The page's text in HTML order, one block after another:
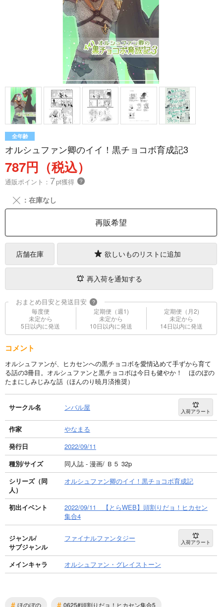
全年齢
オルシュファン卿のイイ！黒チョコボ育成記3
787円（税込）
通販ポイント： 7pt獲得 ？
╳ ：在庫なし
再販希望
店舗在庫 欲しいものリストに追加
再入荷を通知する
おまとめ目安と発送目安 ?
毎度便
未定から
5日以内に発送
定期便（週1)
未定から
10日以内に発送
定期便（月2)
未定から
14日以内に発送
コメント
オルシュファンが、ヒカセンへの黒チョコボを愛情込めて手ずから育て
る話の3冊目。オルシュファンと黒チョコボは今日も健やか！ ほのぼの
たまにしみじみな話（ほんのり暁月済推奨）
サークル名 ンバル屋 入荷アラート
作家
やなまる
発行日
2022/09/11
種別/サイズ
同人誌 - 漫画/ Ｂ５ 32p
シリーズ（同
人）
オルシュファン卿のイイ！黒チョコボ育成記
初出イベント
2022/09/11 【とらWEB】頭割りだョ！ヒカセン
集合4
ジャンル/
サブジャンル
ファイナルファンタジー 入荷アラート
メインキャラ オルシュファン・グレイストーン
# ほのぼの # 0625#頭割りだョ！ヒカセン集合5